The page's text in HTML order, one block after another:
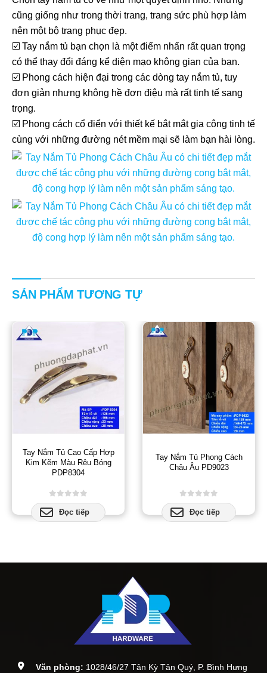
cũng giống như trong thời trang, trang sức phù hợp làm
nên một bộ trang phục đẹp.
☑️ Tay nắm tủ bạn chọn là một điểm nhấn rất quan trọng
có thể thay đổi đáng kể diện mạo không gian của bạn.
☑️ Phong cách hiện đại trong các dòng tay nắm tủ, tuy
đơn giản nhưng không hề đơn điệu mà rất tinh tế sang
trọng.
☑️ Phong cách cổ điển với thiết kế bắt mắt gia công tinh tế
cùng với những đường nét mềm mại sẽ làm bạn hài lòng.
SẢN PHẨM TƯƠNG TỰ
Tay Nắm Tủ Cao Cấp Hợp
Kim Kẽm Màu Rêu Bóng
PDP8304
0out of 5
Đọc tiếp
Tay Nắm Tủ Phong Cách
Châu Âu PD9023
0out of 5
Đọc tiếp
Văn phòng: 1028/46/27 Tân Kỳ Tân Quý, P. Bình Hưng